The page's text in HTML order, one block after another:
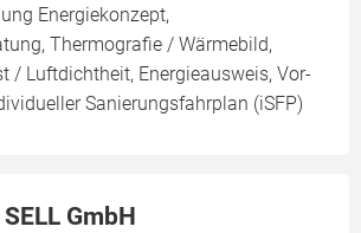
Energiekonzept,
Thermografie / Wärmebild,
/ Luftdichtheit, Energieausweis, Vor-
Sanierungsfahrplan (iSFP)
GmbH